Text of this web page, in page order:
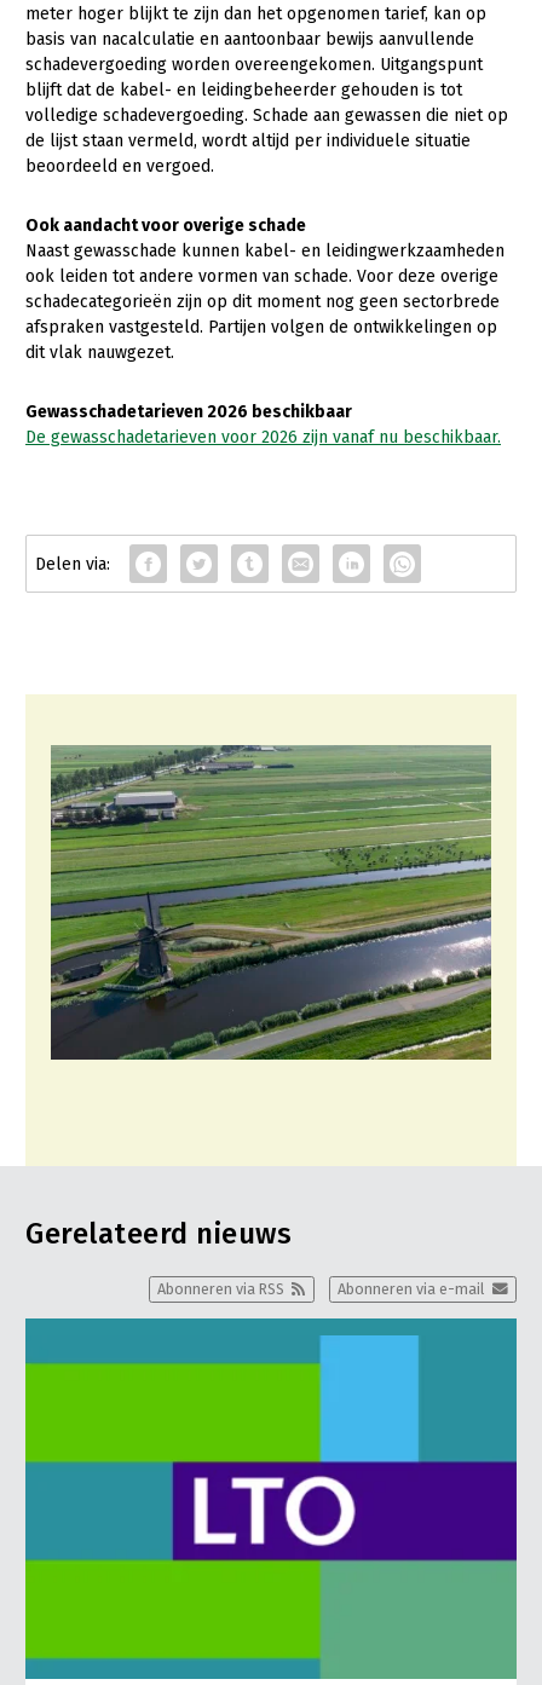
meter hoger blijkt te zijn dan het opgenomen tarief, kan op
basis van nacalculatie en aantoonbaar bewijs aanvullende
schadevergoeding worden overeengekomen. Uitgangspunt
blijft dat de kabel- en leidingbeheerder gehouden is tot
volledige schadevergoeding. Schade aan gewassen die niet op
de lijst staan vermeld, wordt altijd per individuele situatie
beoordeeld en vergoed.
Ook aandacht voor overige schade
Naast gewasschade kunnen kabel- en leidingwerkzaamheden
ook leiden tot andere vormen van schade. Voor deze overige
schadecategorieën zijn op dit moment nog geen sectorbrede
afspraken vastgesteld. Partijen volgen de ontwikkelingen op
dit vlak nauwgezet.
Gewasschadetarieven 2026 beschikbaar
De gewasschadetarieven voor 2026 zijn vanaf nu beschikbaar.
Gerelateerd nieuws
Abonneren via e-mail
Abonneren via RSS